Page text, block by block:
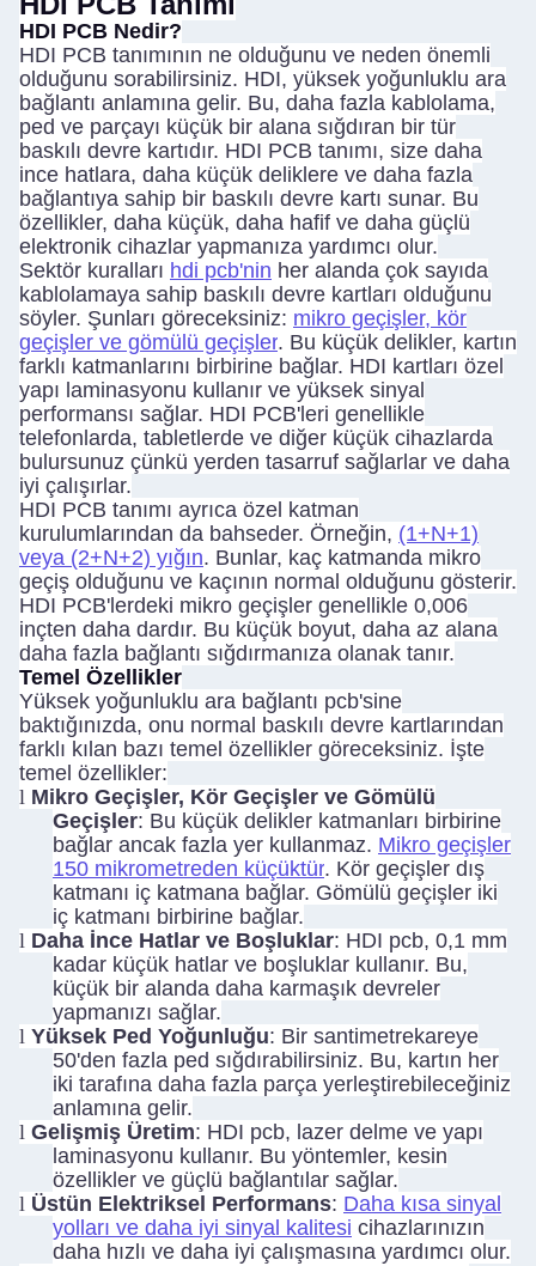
HDI PCB Nedir?
HDI PCB tanımının ne olduğunu ve neden önemli
olduğunu sorabilirsiniz. HDI, yüksek yoğunluklu ara
bağlantı anlamına gelir. Bu, daha fazla kablolama,
ped ve parçayı küçük bir alana sığdıran bir tür
baskılı devre kartıdır. HDI PCB tanımı, size daha
ince hatlara, daha küçük deliklere ve daha fazla
bağlantıya sahip bir baskılı devre kartı sunar. Bu
özellikler, daha küçük, daha hafif ve daha güçlü
elektronik cihazlar yapmanıza yardımcı olur.
Sektör kuralları hdi pcb'nin her alanda çok sayıda
kablolamaya sahip baskılı devre kartları olduğunu
söyler. Şunları göreceksiniz: mikro geçişler, kör
geçişler ve gömülü geçişler. Bu küçük delikler, kartın
farklı katmanlarını birbirine bağlar. HDI kartları özel
yapı laminasyonu kullanır ve yüksek sinyal
performansı sağlar. HDI PCB'leri genellikle
telefonlarda, tabletlerde ve diğer küçük cihazlarda
bulursunuz çünkü yerden tasarruf sağlarlar ve daha
iyi çalışırlar.
HDI PCB tanımı ayrıca özel katman
kurulumlarından da bahseder. Örneğin, (1+N+1)
veya (2+N+2) yığın. Bunlar, kaç katmanda mikro
geçiş olduğunu ve kaçının normal olduğunu gösterir.
HDI PCB'lerdeki mikro geçişler genellikle 0,006
inçten daha dardır. Bu küçük boyut, daha az alana
daha fazla bağlantı sığdırmanıza olanak tanır.
Temel Özellikler
Yüksek yoğunluklu ara bağlantı pcb'sine
baktığınızda, onu normal baskılı devre kartlarından
farklı kılan bazı temel özellikler göreceksiniz. İşte
temel özellikler:
l Mikro Geçişler, Kör Geçişler ve Gömülü
Geçişler: Bu küçük delikler katmanları birbirine
bağlar ancak fazla yer kullanmaz. Mikro geçişler
150 mikrometreden küçüktür. Kör geçişler dış
katmanı iç katmana bağlar. Gömülü geçişler iki
iç katmanı birbirine bağlar.
l Daha İnce Hatlar ve Boşluklar: HDI pcb, 0,1 mm
kadar küçük hatlar ve boşluklar kullanır. Bu,
küçük bir alanda daha karmaşık devreler
yapmanızı sağlar.
l Yüksek Ped Yoğunluğu: Bir santimetrekareye
50'den fazla ped sığdırabilirsiniz. Bu, kartın her
iki tarafına daha fazla parça yerleştirebileceğiniz
anlamına gelir.
l Gelişmiş Üretim: HDI pcb, lazer delme ve yapı
laminasyonu kullanır. Bu yöntemler, kesin
özellikler ve güçlü bağlantılar sağlar.
l Üstün Elektriksel Performans: Daha kısa sinyal
yolları ve daha iyi sinyal kalitesi cihazlarınızın
daha hızlı ve daha iyi çalışmasına yardımcı olur.